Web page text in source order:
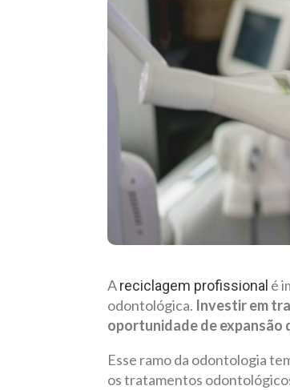
Areciclagem profissional é
odontológica. Investir em
oportunidade de expansão
Esse ramo da odontologia
os tratamentos